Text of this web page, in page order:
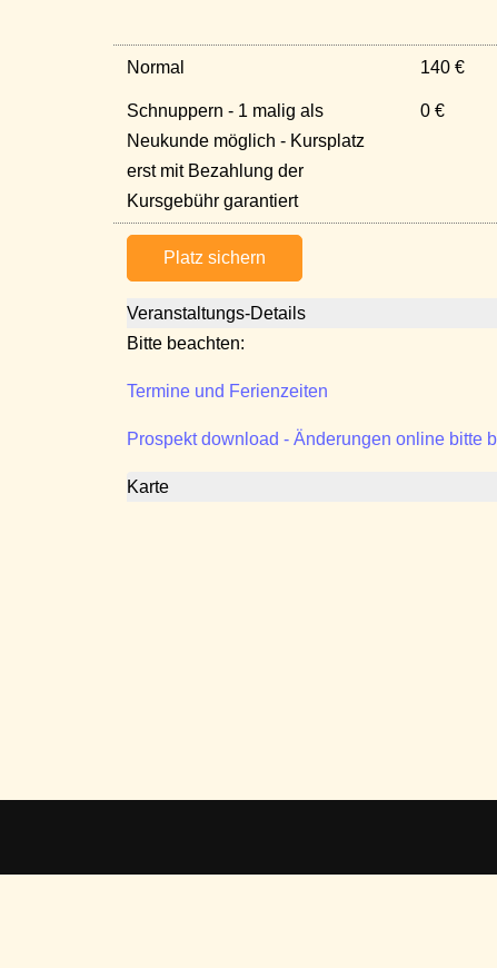
Normal 140 €
Schnuppern - 1 malig als
Neukunde möglich - Kursplatz
erst mit Bezahlung der
Kursgebühr garantiert
0 €
Platz sichern
Veranstaltungs-Details
Bitte beachten:
Termine und Ferienzeiten
Prospekt download - Änderungen online bitte
Karte